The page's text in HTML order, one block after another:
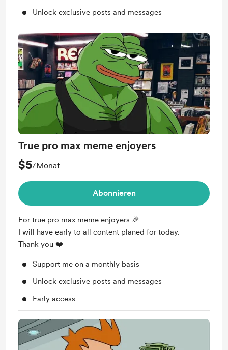
Unlock exclusive posts and messages
True pro max meme enjoyers
$5/Monat
Abonnieren
For true pro max meme enjoyers 🎉
I will have early to all content planed for today.
Thank you ❤️
Support me on a monthly basis
Unlock exclusive posts and messages
Early access